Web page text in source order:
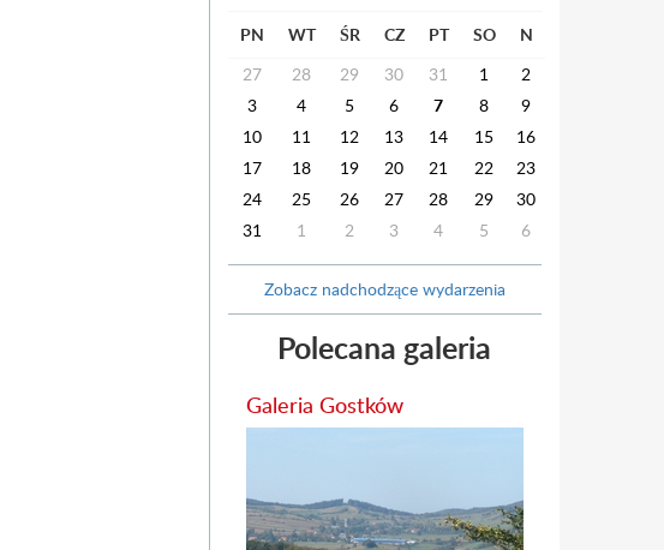
PN WT ŚR CZ PT SO
N
27
28 29 30 31 1
2
3
4 5 6 7 8
9
10
11 12 13 14 15
16
17
18 19 20 21 22
23
24
25 26 27 28 29
30
31
1 2 3 4 5 6
Zobacz nadchodzące wydarzenia
Polecana galeria
Galeria Gostków